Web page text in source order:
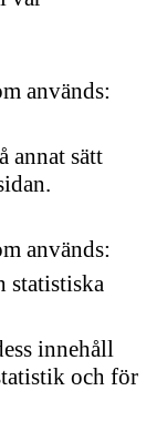
används:
annat sätt
används:
statistiska
innehåll
och för